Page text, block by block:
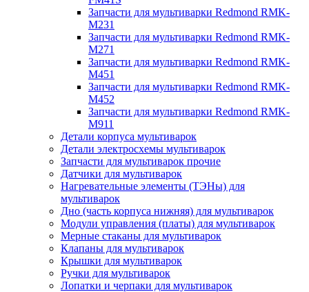
Запчасти для мультиварки Redmond RMK-
M231
Запчасти для мультиварки Redmond RMK-
M271
Запчасти для мультиварки Redmond RMK-
M451
Запчасти для мультиварки Redmond RMK-
M452
Запчасти для мультиварки Redmond RMK-
M911
Детали корпуса мультиварок
Детали электросхемы мультиварок
Запчасти для мультиварок прочие
Датчики для мультиварок
Нагревательные элементы (ТЭНы) для
мультиварок
Дно (часть корпуса нижняя) для мультиварок
Модули управления (платы) для мультиварок
Мерные стаканы для мультиварок
Клапаны для мультиварок
Крышки для мультиварок
Ручки для мультиварок
Лопатки и черпаки для мультиварок